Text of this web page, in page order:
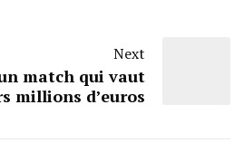
Next
match qui vaut
millions d’euros